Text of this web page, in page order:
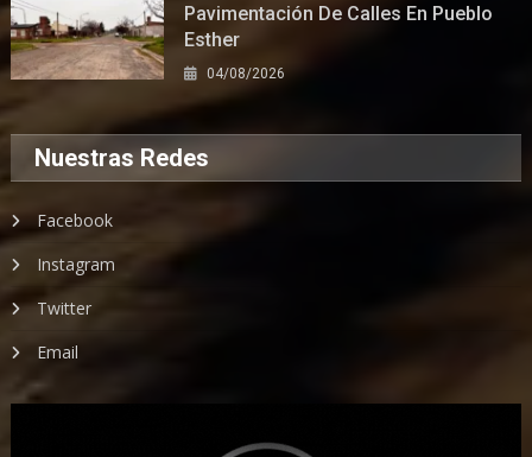
Pavimentación De Calles En Pueblo
Esther
04/08/2026
Nuestras Redes
Facebook
Instagram
Twitter
Email